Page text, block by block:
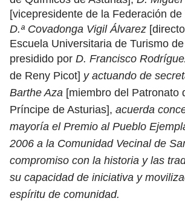
[vicepresidente de la Federación
D.ª Covadonga Vigil Álvarez
Escuela Universitaria de Turismo
presidido por D. Francisco
de Reny Picot] y actuando de
Barthe Aza [miembro del Patronato
Príncipe de Asturias], acuerda
mayoría el Premio al Pueblo
2006 a la Comunidad Vecinal de
compromiso con la historia y las
su capacidad de iniciativa y
espíritu de comunidad.